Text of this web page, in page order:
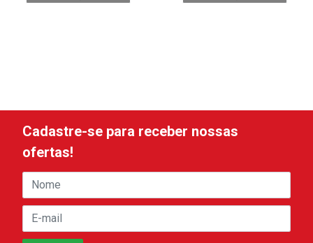
Cadastre-se para receber nossas
ofertas!